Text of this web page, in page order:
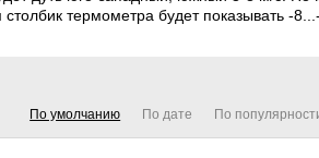
термометра будет показывать -
По умолчанию По дате По